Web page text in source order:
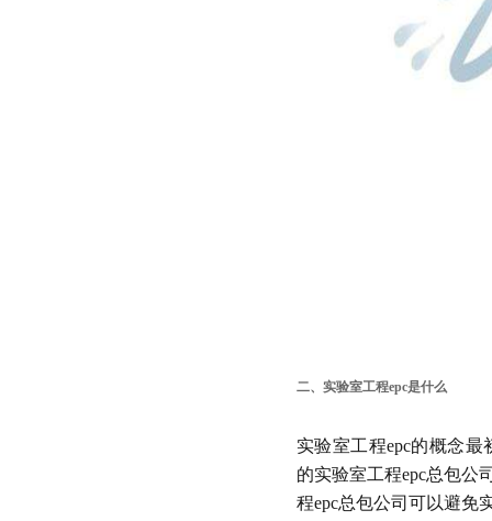
二、实验室工程epc是什么
实验室工程epc的概念最
的实验室工程epc总包公
程epc总包公司可以避免